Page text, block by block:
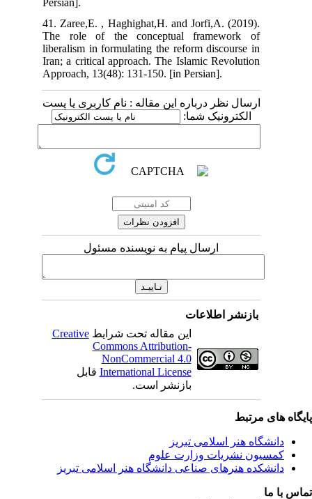
41. Zaree,E. , Haghighat,H. and Jorfi,A. (2019).
The role of the conceptual framework of
liberalism in formulating the reform discourse in
Iran; a critical approach. The Islamic Revolution
Approach, 13(48): 131-150. [in Persian].
ارسال نظر درباره این مقاله : نام کاربری یا پست
الکترونیک شما:
ارسال پیام به نویسنده مسئول
بازنشر اطلاعات
این مقاله تحت شرایطCreative
Commons Attribution-
NonCommercial 4.0
International Licenseقابل
بازنشر است.
مرتبط
هنر اسلامی تبریز
نشریات وزارت علوم
هنرهای صناعی دانشگاه هنر اسلامی تبریز